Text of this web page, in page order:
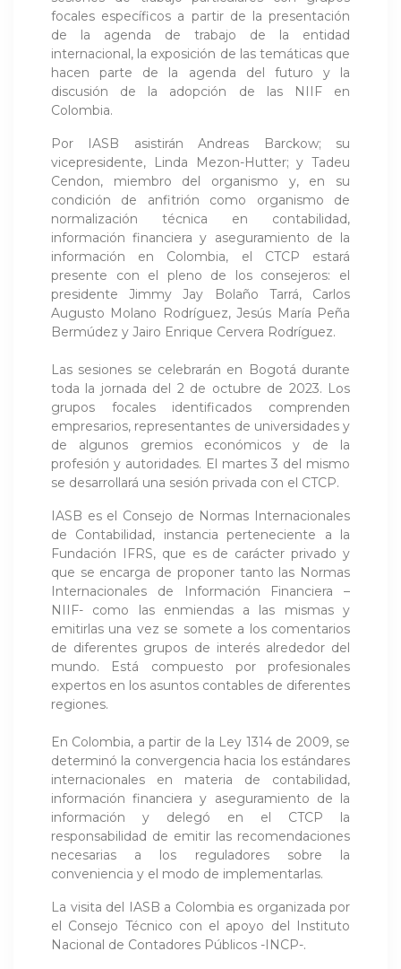
focales específicos a partir de la presentación
de la agenda de trabajo de la entidad
internacional, la exposición de las temáticas que
hacen parte de la agenda del futuro y la
discusión de la adopción de las NIIF en
Colombia.
Por IASB asistirán Andreas Barckow; su
vicepresidente, Linda Mezon-Hutter; y Tadeu
Cendon, miembro del organismo y, en su
condición de anfitrión como organismo de
normalización técnica en contabilidad,
información financiera y aseguramiento de la
información en Colombia, el CTCP estará
presente con el pleno de los consejeros: el
presidente Jimmy Jay Bolaño Tarrá, Carlos
Augusto Molano Rodríguez, Jesús María Peña
Bermúdez y Jairo Enrique Cervera Rodríguez.
Las sesiones se celebrarán en Bogotá durante
toda la jornada del 2 de octubre de 2023. Los
grupos focales identificados comprenden
empresarios, representantes de universidades y
de algunos gremios económicos y de la
profesión y autoridades. El martes 3 del mismo
se desarrollará una sesión privada con el CTCP.
IASB es el Consejo de Normas Internacionales
de Contabilidad, instancia perteneciente a la
Fundación IFRS, que es de carácter privado y
que se encarga de proponer tanto las Normas
Internacionales de Información Financiera –
NIIF- como las enmiendas a las mismas y
emitirlas una vez se somete a los comentarios
de diferentes grupos de interés alrededor del
mundo. Está compuesto por profesionales
expertos en los asuntos contables de diferentes
regiones.
En Colombia, a partir de la Ley 1314 de 2009, se
determinó la convergencia hacia los estándares
internacionales en materia de contabilidad,
información financiera y aseguramiento de la
información y delegó en el CTCP la
responsabilidad de emitir las recomendaciones
necesarias a los reguladores sobre la
conveniencia y el modo de implementarlas.
La visita del IASB a Colombia es organizada por
el Consejo Técnico con el apoyo del Instituto
Nacional de Contadores Públicos -INCP-.